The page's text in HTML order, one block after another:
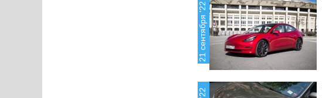
21 сентября '22